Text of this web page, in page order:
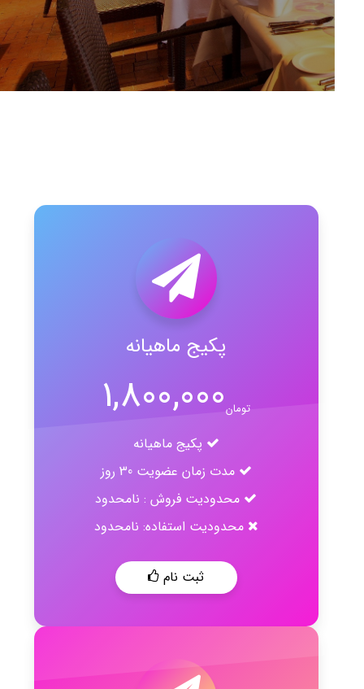
پکیج ماهیانه
1,800,000
پکیج ماهیانه
مدت زمان عضویت 30 روز
محدودیت فروش : نامحدود
محدودیت استفاده: نامحدود
ثبت نام